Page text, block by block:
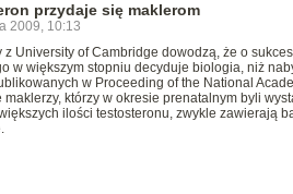
przydaje się maklerom
2009, 10:13
z University of Cambridge dowodzą, że o
w większym stopniu decyduje biologia, niż
w Proceeding of the National
maklerzy, którzy w okresie prenatalnym byli
ilości testosteronu, zwykle zawierają